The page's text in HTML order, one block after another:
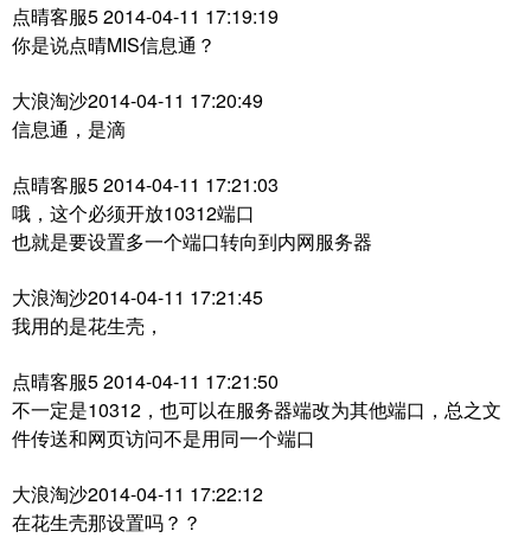
点晴客服5 2014-04-11 17:19:19
你是说点晴MIS信息通？
大浪淘沙2014-04-11 17:20:49
信息通，是滴
点晴客服5 2014-04-11 17:21:03
哦，这个必须开放10312端口
也就是要设置多一个端口转向到内网服务器
大浪淘沙2014-04-11 17:21:45
我用的是花生壳，
点晴客服5 2014-04-11 17:21:50
不一定是10312，也可以在服务器端改为其他端口，总之文
件传送和网页访问不是用同一个端口
大浪淘沙2014-04-11 17:22:12
在花生壳那设置吗？？